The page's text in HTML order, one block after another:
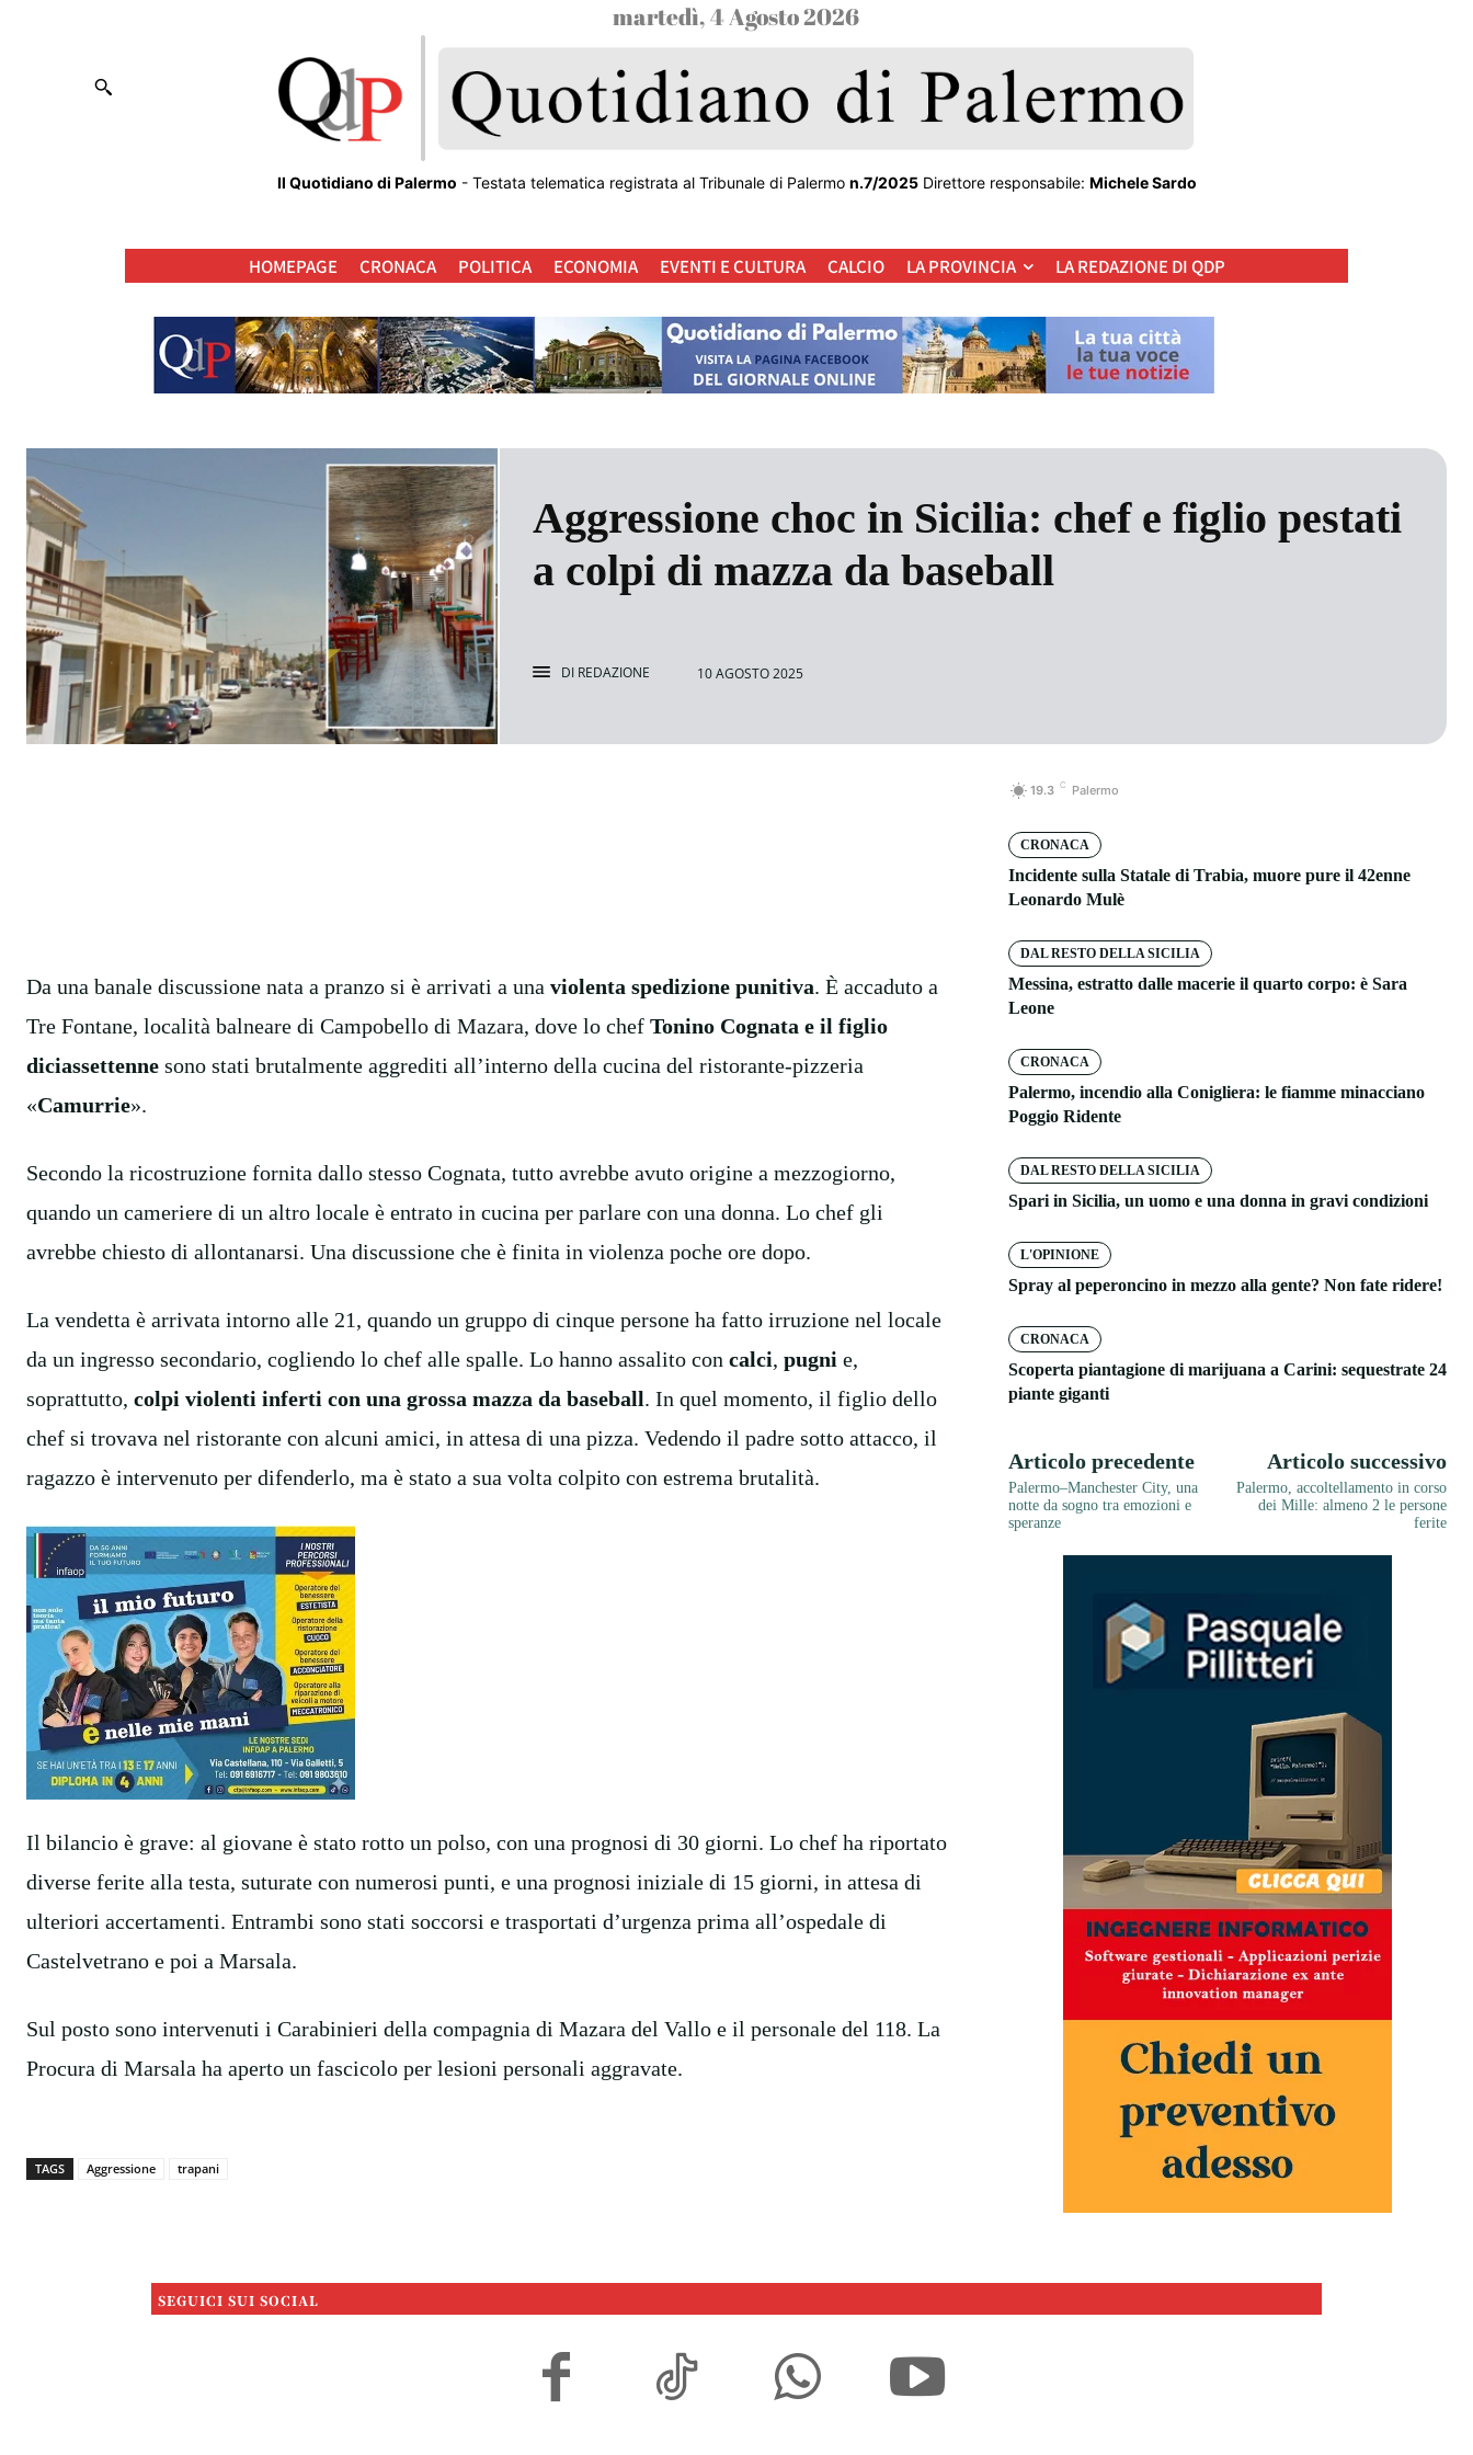
martedì, 4 Agosto 2026
Il Quotidiano di Palermo - Testata telematica registrata al Tribunale di Palermo n.7/2025Direttore responsabile: Michele Sardo
HOMEPAGE CRONACA POLITICA ECONOMIA EVENTI E CULTURA CALCIO LA PROVINCIA LA REDAZIONE DI QDP
Aggressione choc in Sicilia: chef e figlio pestati
a colpi di mazza da baseball
DI REDAZIONE 10 AGOSTO 2025
Da una banale discussione nata a pranzo si è arrivati a una violenta spedizione punitiva. È accaduto a
Tre Fontane, località balneare di Campobello di Mazara, dove lo chef Tonino Cognata e il figlio
diciassettenne sono stati brutalmente aggrediti all’interno della cucina del ristorante-pizzeria
«Camurrie».
Secondo la ricostruzione fornita dallo stesso Cognata, tutto avrebbe avuto origine a mezzogiorno,
quando un cameriere di un altro locale è entrato in cucina per parlare con una donna. Lo chef gli
avrebbe chiesto di allontanarsi. Una discussione che è finita in violenza poche ore dopo.
La vendetta è arrivata intorno alle 21, quando un gruppo di cinque persone ha fatto irruzione nel locale
da un ingresso secondario, cogliendo lo chef alle spalle. Lo hanno assalito con calci, pugni e,
soprattutto, colpi violenti inferti con una grossa mazza da baseball. In quel momento, il figlio dello
chef si trovava nel ristorante con alcuni amici, in attesa di una pizza. Vedendo il padre sotto attacco, il
ragazzo è intervenuto per difenderlo, ma è stato a sua volta colpito con estrema brutalità.
Il bilancio è grave: al giovane è stato rotto un polso, con una prognosi di 30 giorni. Lo chef ha riportato
diverse ferite alla testa, suturate con numerosi punti, e una prognosi iniziale di 15 giorni, in attesa di
ulteriori accertamenti. Entrambi sono stati soccorsi e trasportati d’urgenza prima all’ospedale di
Castelvetrano e poi a Marsala.
Sul posto sono intervenuti i Carabinieri della compagnia di Mazara del Vallo e il personale del 118. La
Procura di Marsala ha aperto un fascicolo per lesioni personali aggravate.
TAGS Aggressione trapani
19.3 C Palermo
CRONACA
Incidente sulla Statale di Trabia, muore pure il 42enne
Leonardo Mulè
DAL RESTO DELLA SICILIA
Messina, estratto dalle macerie il quarto corpo: è Sara
Leone
CRONACA
Palermo, incendio alla Conigliera: le fiamme minacciano
Poggio Ridente
DAL RESTO DELLA SICILIA
Spari in Sicilia, un uomo e una donna in gravi condizioni
L'OPINIONE
Spray al peperoncino in mezzo alla gente? Non fate ridere!
CRONACA
Scoperta piantagione di marijuana a Carini: sequestrate 24
piante giganti
Articolo precedente
Palermo–Manchester City, una
notte da sogno tra emozioni e
speranze
Articolo successivo
Palermo, accoltellamento in corso
dei Mille: almeno 2 le persone
ferite
SEGUICI SUI SOCIAL